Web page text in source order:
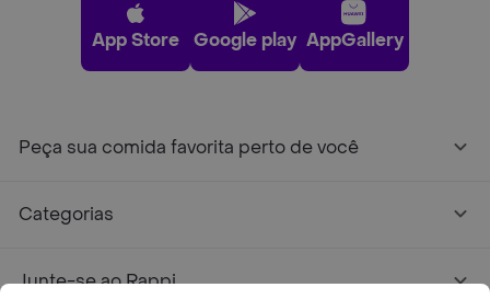
App Store Google play AppGallery
Peça sua comida favorita perto de você
Categorias
Junte-se ao Rappi